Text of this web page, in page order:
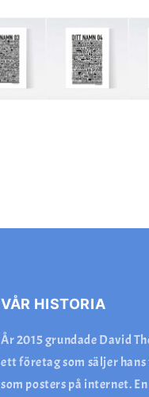
VÅR HISTORIA
År 2015 grundade David
ett företag som säljer
som posters på internet.